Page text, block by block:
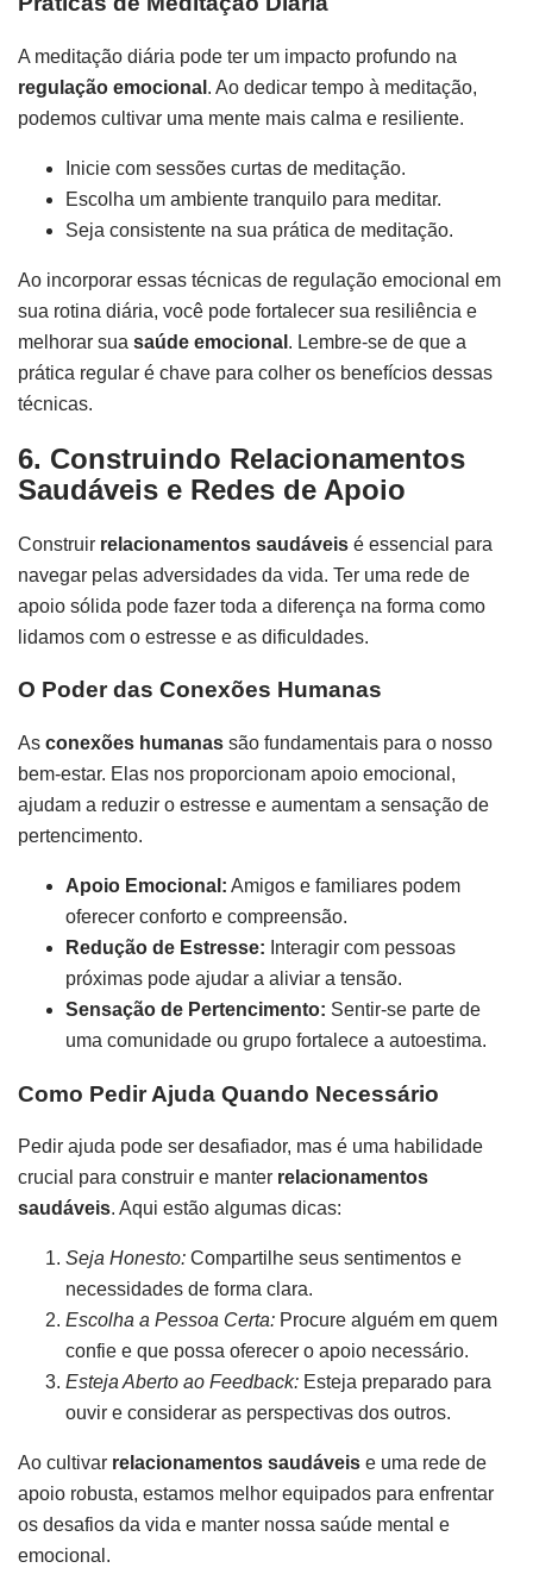
A meditação diária pode ter um impacto profundo na
regulação emocional . Ao dedicar tempo à meditação,
podemos cultivar uma mente mais calma e resiliente.
Inicie com sessões curtas de meditação.
Escolha um ambiente tranquilo para meditar.
Seja consistente na sua prática de meditação.
Ao incorporar essas técnicas de regulação emocional em
sua rotina diária, você pode fortalecer sua resiliência e
melhorar sua saúde emocional . Lembre-se de que a
prática regular é chave para colher os benefícios dessas
técnicas.
6. Construindo Relacionamentos
Saudáveis e Redes de Apoio
Construir relacionamentos saudáveis é essencial para
navegar pelas adversidades da vida. Ter uma rede de
apoio sólida pode fazer toda a diferença na forma como
lidamos com o estresse e as dificuldades.
O Poder das Conexões Humanas
As conexões humanas são fundamentais para o nosso
bem-estar. Elas nos proporcionam apoio emocional,
ajudam a reduzir o estresse e aumentam a sensação de
pertencimento.
Apoio Emocional: Amigos e familiares podem
oferecer conforto e compreensão.
Redução de Estresse: Interagir com pessoas
próximas pode ajudar a aliviar a tensão.
Sensação de Pertencimento: Sentir-se parte de
uma comunidade ou grupo fortalece a autoestima.
Como Pedir Ajuda Quando Necessário
Pedir ajuda pode ser desafiador, mas é uma habilidade
crucial para construir e manter relacionamentos
saudáveis. Aqui estão algumas dicas:
Seja Honesto: Compartilhe seus sentimentos e
necessidades de forma clara.
Escolha a Pessoa Certa: Procure alguém em quem
confie e que possa oferecer o apoio necessário.
Esteja Aberto ao Feedback: Esteja preparado para
ouvir e considerar as perspectivas dos outros.
Ao cultivar relacionamentos saudáveis e uma rede de
apoio robusta, estamos melhor equipados para enfrentar
os desafios da vida e manter nossa saúde mental e
emocional.